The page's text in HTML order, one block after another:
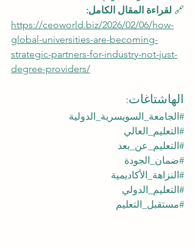
🔗 لقراءة المقال الكامل:
https://ceoworld.biz/2026/02/06/how-
global-universities-are-becoming-
strategic-partners-for-industry-not-just-
degree-providers/
الهاشتاغات:
#الجامعة_السويسرية_الدولية
#التعليم_العالي
#التعليم_عن_بعد
#ضمان_الجودة
#النزاهة_الأكاديمية
#التعليم_الدولي
#مستقبل_التعليم